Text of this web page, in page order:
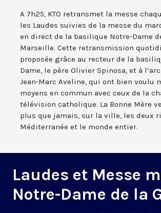
A 7h25, KTO retransmet la messe
les Laudes suivies de la messe du
en direct de la basilique Notre-Dame
Marseille. Cette retransmission
proposée grâce au recteur de la
Dame, le père Olivier Spinosa, et à
Jean-Marc Aveline, qui ont bien voulu
moyens en commun avec ceux de la
télévision catholique. La Bonne Mère
plus que jamais, sur la ville, les deux
Méditerranée et le monde entier.
Laudes et Messe
Notre-Dame de la